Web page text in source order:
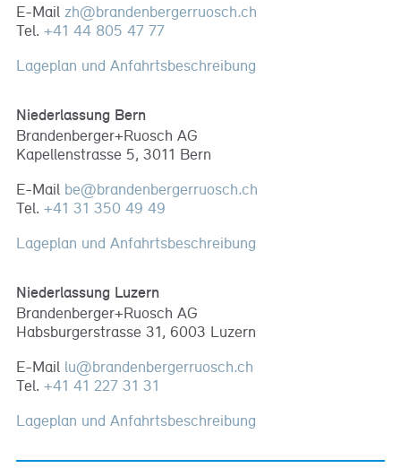
E-Mail zh@brandenbergerruosch.ch
Tel. +41 44 805 47 77
Lageplan und Anfahrtsbeschreibung
Niederlassung Bern
Brandenberger+Ruosch AG
Kapellenstrasse 5, 3011 Bern
E-Mail be@brandenbergerruosch.ch
Tel. +41 31 350 49 49
Lageplan und Anfahrtsbeschreibung
Niederlassung Luzern
Brandenberger+Ruosch AG
Habsburgerstrasse 31, 6003 Luzern
E-Mail lu@brandenbergerruosch.ch
Tel. +41 41 227 31 31
Lageplan und Anfahrtsbeschreibung